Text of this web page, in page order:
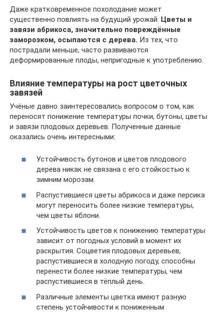
Даже кратковременное похолодание может
существенно повлиять на будущий урожай. Цветы и
завязи абрикоса, значительно повреждённые
заморозком, осыпаются с дерева. Из тех, что
пострадали меньше, часто развиваются
деформированные плоды, непригодные к употреблению.
Влияние температуры на рост цветочных
завязей
Учёные давно заинтересовались вопросом о том, как
переносят понижение температуры почки, бутоны, цветы
и завязи плодовых деревьев. Полученные данные
оказались очень интересными:
Устойчивость бутонов и цветов плодового
дерева никак не связана с его стойкостью к
зимним морозам.
Распустившиеся цветы абрикоса и даже персика
могут переносить более низкие температуры,
чем цветы яблони.
Устойчивость цветов к понижению температуры
зависит от погодных условий в момент их
раскрытия. Соцветия плодовых деревьев,
распустившиеся в холодную погоду, способны
перенести более низкие температуры, чем
распустившиеся в тёплый день.
Различные элементы цветка имеют разную
степень устойчивости к пониженным